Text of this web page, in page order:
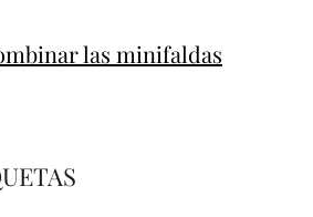
las minifaldas